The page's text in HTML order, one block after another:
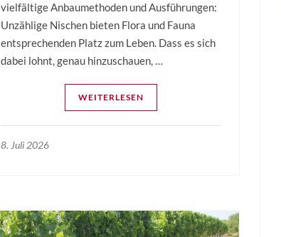
vielfältige Anbaumethoden und Ausführungen:
Unzählige Nischen bieten Flora und Fauna
entsprechenden Platz zum Leben. Dass es sich
dabei lohnt, genau hinzuschauen, …
WEITERLESEN
8. Juli 2026